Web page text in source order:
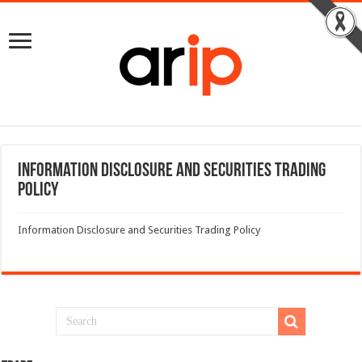
Information Disclosure and Securities Trading
Policy
Information Disclosure and Securities Trading Policy